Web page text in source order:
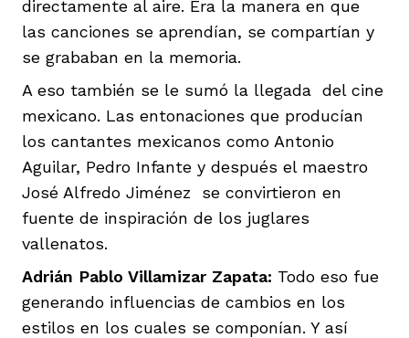
directamente al aire. Era la manera en que
las canciones se aprendían, se compartían y
se grababan en la memoria.
A eso también se le sumó la llegada del cine
mexicano. Las entonaciones que producían
los cantantes mexicanos como Antonio
Aguilar, Pedro Infante y después el maestro
José Alfredo Jiménez se convirtieron en
fuente de inspiración de los juglares
vallenatos.
Adrián Pablo Villamizar Zapata: Todo eso fue
generando influencias de cambios en los
estilos en los cuales se componían. Y así